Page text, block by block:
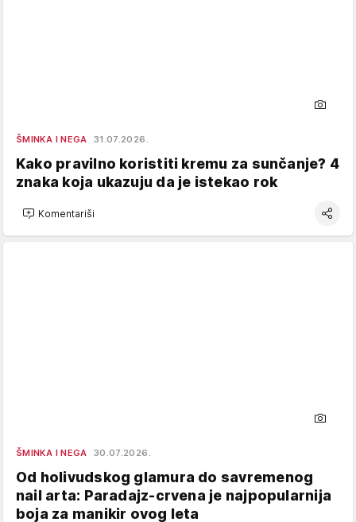
ŠMINKA I NEGA 31.07.2026.
Kako pravilno koristiti kremu za sunčanje? 4
znaka koja ukazuju da je istekao rok
Komentariši
ŠMINKA I NEGA 30.07.2026.
Od holivudskog glamura do savremenog
nail arta: Paradajz-crvena je najpopularnija
boja za manikir ovog leta